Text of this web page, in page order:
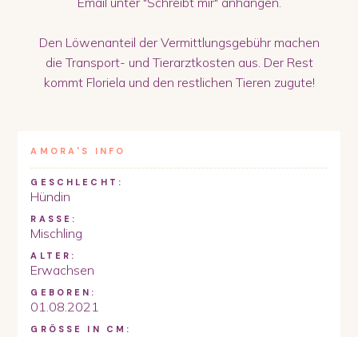
Den Löwenanteil der Vermittlungsgebühr machen
die Transport- und Tierarztkosten aus. Der Rest
kommt Floriela und den restlichen Tieren zugute!
AMORA 'S INFO
GESCHLECHT:
Hündin
RASSE:
Mischling
ALTER:
Erwachsen
GEBOREN:
01.08.2021
GRÖSSE IN CM: